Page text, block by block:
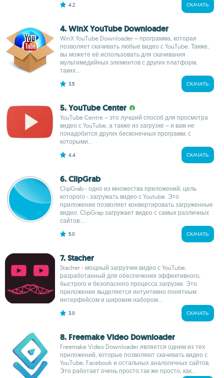
4.2 СКАЧАТЬ
4. WinX YouTube Downloader
WinX YouTube Downloader – программа, которая
позволяет скачивать любые видео с YouTube. Также,
вы можете её использовать для скачивания
мультимедийных элементов с других платформ,
таких...
3.5 СКАЧАТЬ
5. YouTube Center
YouTube Centre – это лучший способ для просмотра
видео с YouTube, а также из загрузке – и вам не
понадобится других бесконечных программ, с
которыми...
4.4 СКАЧАТЬ
6. ClipGrab
ClipGrab - одно из множества приложений, цель
которого - загружать видео с Youtube. Это
приложение позволяет конвертировать загруженные
видео. ClipGrap загружает видео с самых различных
сайтов:...
5.0 СКАЧАТЬ
7. Stacher
Stacher - мощный загрузчик видео с YouTube,
разработанный для обеспечения эффективного,
быстрого и безопасного процесса загрузки. Это
приложение выделяется интуитивно понятным
интерфейсом и широким набором...
3.0 СКАЧАТЬ
8. Freemake Video Downloader
Freemake Video Downloader является одним из тех
приложений, которые позволяют скачивать видео с
YouTube, Facebook и остальных аналогичных сайтов.
Это работает очень просто,так же просто, как...